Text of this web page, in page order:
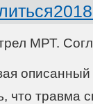
МРТ.
что травма